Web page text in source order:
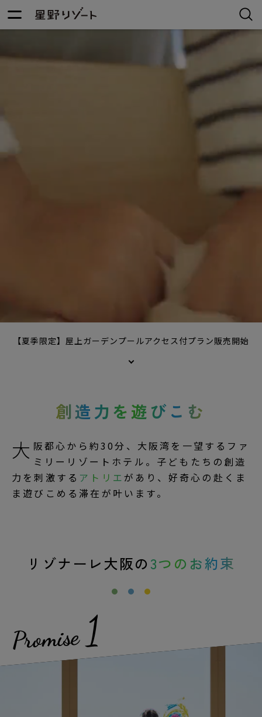
【夏季限定】屋上ガーデンプールアクセス付プラン販売開始
創造力を遊びこむ
大 阪都心から約30分、大阪湾を一望するファ
ミリーリゾートホテル。子どもたちの創造
力を刺激する アトリエがあり、好奇心の赴くま
ま遊びこめる滞在が叶います。
リゾナーレ大阪の3つのお約束
Promise 1